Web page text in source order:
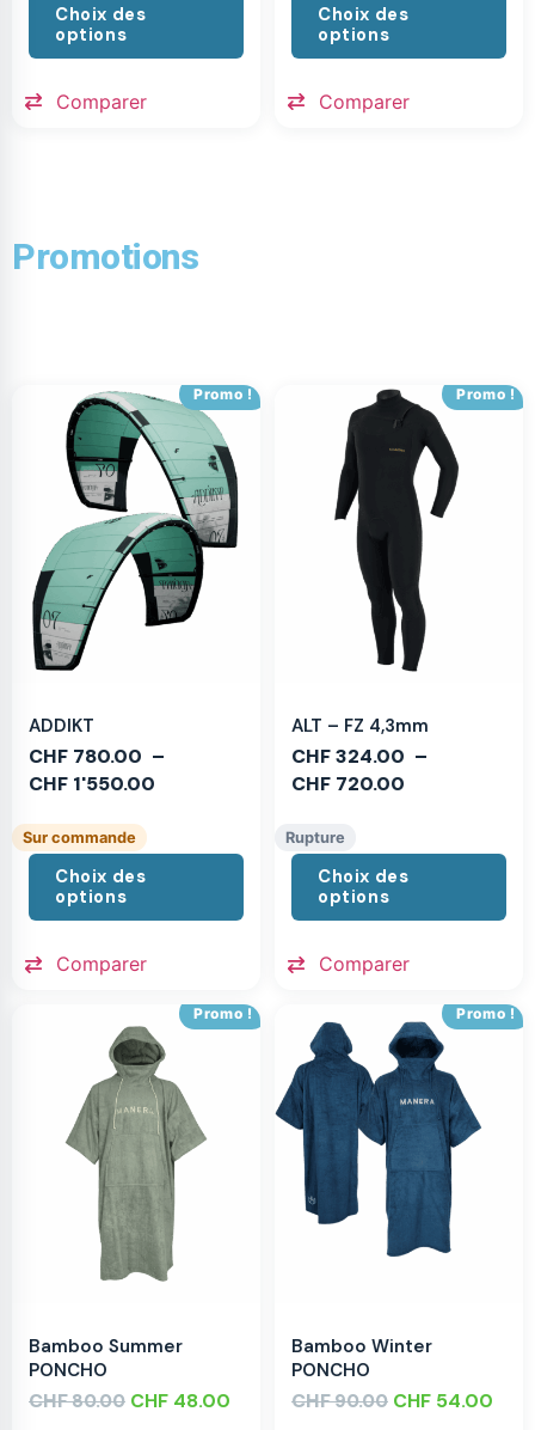
Choix des
options
Comparer
Choix des
options
Comparer
Promotions
Promo !
ADDIKT
CHF 780.00 –
CHF 1'550.00
Sur commande
Choix des
options
Comparer
Promo !
ALT – FZ 4,3mm
CHF324.00 –
CHF 720.00
Rupture
Choix des
options
Comparer
Promo !
Bamboo Summer
PONCHO
CHF80.00 CHF 48.00
Promo !
Bamboo Winter
PONCHO
CHF90.00 CHF 54.00